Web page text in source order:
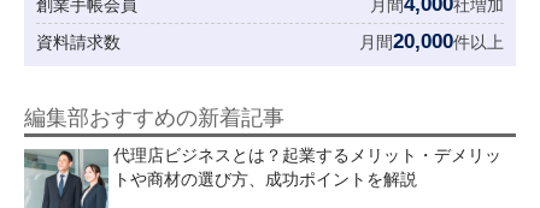
創業手帳会員
月間
社増加
資料請求数
月間20,000件以上
編集部おすすめの新着記事
代理店ビジネスとは？起業するメリット・デメリッ
トや商材の選び方、成功ポイントを解説